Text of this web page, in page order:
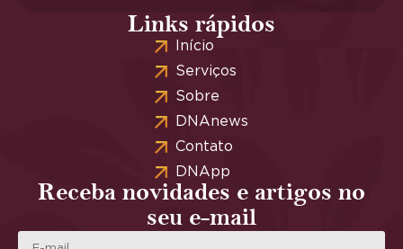
Links rápidos
Início
Serviços
Sobre
DNAnews
Contato
DNApp
Receba novidades e artigos no
seu e-mail